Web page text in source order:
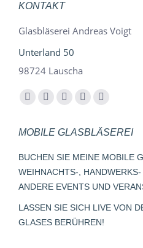
KONTAKT
Glasbläserei Andreas Voigt
Unterland 50
98724 Lauscha
Finden Sie uns auf:
Facebook
opens
in
new
window
YouTube
opens
in
new
window
Instagram
opens
in
new
window
E-
page
opens
in
new
Whatsapp
opens
in
new
window
MOBILE GLASBLÄSEREI
BUCHEN SIE MEINE MOBILE
WEIHNACHTS-,
ANDERE EVENTS UND
LASSEN SIE SICH LIVE VON
GLASES BERÜHREN!